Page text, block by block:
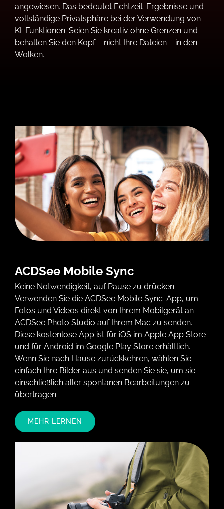
angewiesen. Das bedeutet Echtzeit-Ergebnisse und
vollständige Privatsphäre bei der Verwendung von
KI-Funktionen. Seien Sie kreativ ohne Grenzen und
behalten Sie den Kopf – nicht Ihre Dateien – in den
Wolken.
ACDSee Mobile Sync
Keine Notwendigkeit, auf Pause zu drücken.
Verwenden Sie die ACDSee Mobile Sync-App, um
Fotos und Videos direkt von Ihrem Mobilgerät an
ACDSee Photo Studio auf Ihrem Mac zu senden.
Diese kostenlose App ist für iOS im Apple App Store
und für Android im Google Play Store erhältlich.
Wenn Sie nach Hause zurückkehren, wählen Sie
einfach Ihre Bilder aus und senden Sie sie, um sie
einschließlich aller spontanen Bearbeitungen zu
übertragen.
MEHR LERNEN